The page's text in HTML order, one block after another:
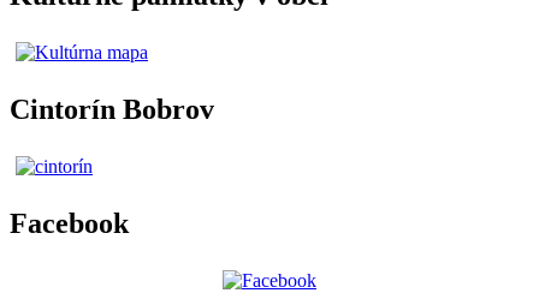
Cintorín Bobrov
Facebook